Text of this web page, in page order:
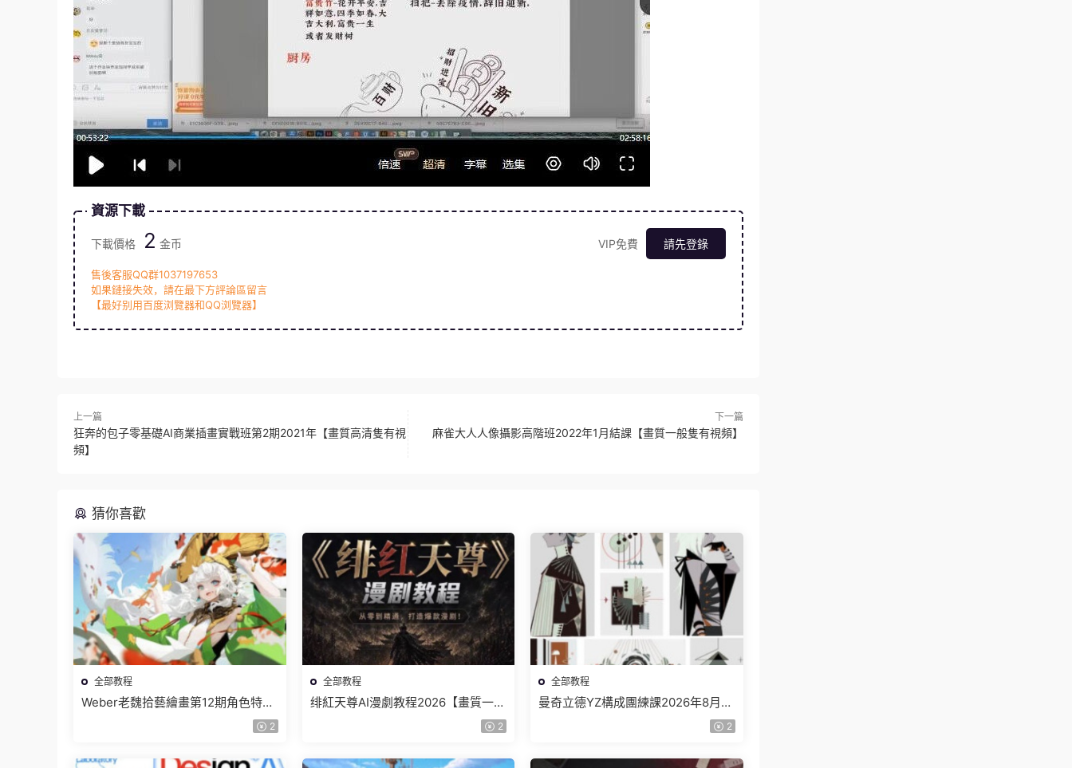
資源下載
下載價格 2 金币 VIP免費 請先登錄
售後客服QQ群1037197653
如果鏈接失效，請在最下方評論區留言
【最好别用百度浏覽器和QQ浏覽器】
上一篇
狂奔的包子零基礎AI商業插畫實戰班第2期2021年【畫質高清隻有視
頻】
下一篇
麻雀大人人像攝影高階班2022年1月結課【畫質一般隻有視頻】
猜你喜歡
全部教程
Weber老魏拾藝繪畫第12期角色特訓
2
全部教程
绯紅天尊AI漫劇教程2026【畫質一般
2
全部教程
曼奇立德YZ構成團練課2026年8月已
2